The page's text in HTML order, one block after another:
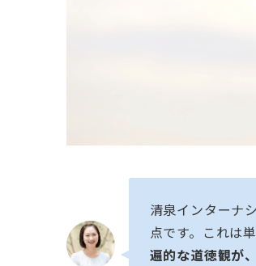
清泉インターナ
点です。これは
遍的な道徳観が